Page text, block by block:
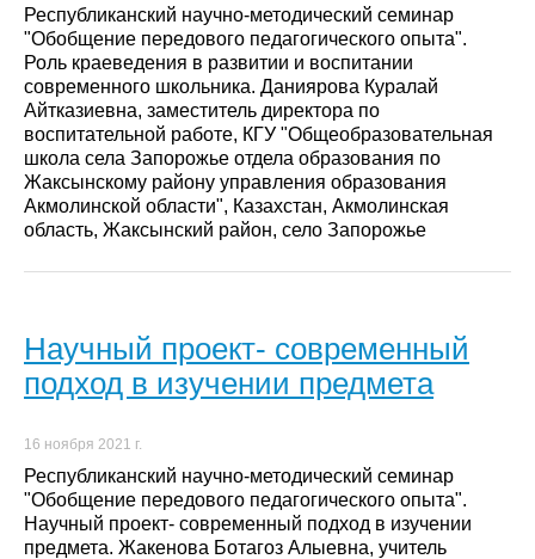
Республиканский научно-методический семинар
"Обобщение передового педагогического опыта".
Роль краеведения в развитии и воспитании
современного школьника. Даниярова Куралай
Айтказиевна, заместитель директора по
воспитательной работе, КГУ "Общеобразовательная
школа села Запорожье отдела образования по
Жаксынскому району управления образования
Акмолинской области", Казахстан, Акмолинская
область, Жаксынский район, село Запорожье
Научный проект- современный
подход в изучении предмета
16 ноября 2021 г.
Республиканский научно-методический семинар
"Обобщение передового педагогического опыта".
Научный проект- современный подход в изучении
предмета. Жакенова Ботагоз Алыевна, учитель